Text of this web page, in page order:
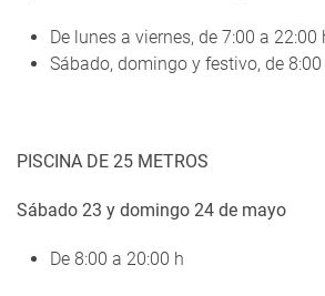
De lunes a viernes, de 7:00 a 22:00
Sábado, domingo y festivo, de
PISCINA DE 25 METROS
Sábado 23 y domingo 24 de mayo
De 8:00 a 20:00 h